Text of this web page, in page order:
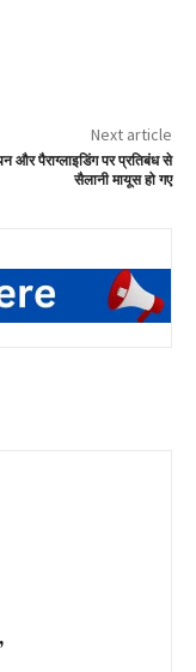
Next article
और पैराग्लाइडिंग पर प्रतिबंध से
सैलानी मायूस हो गए